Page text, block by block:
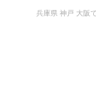
兵庫県 神戸 大阪